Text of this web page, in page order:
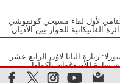
لأول لقاء مسيحي كونفوشي
الفاتيكانية للحوار بين الأديان
زيارة البابا لاوُن الرابع عشر
للأوروغواي بأكملها